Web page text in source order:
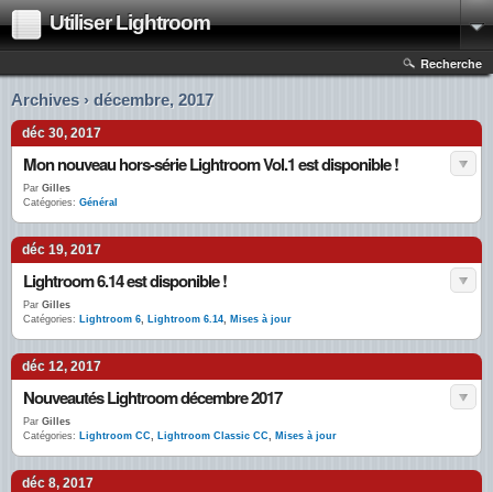
Utiliser Lightroom
Recherche
Archives › décembre, 2017
déc 30, 2017
Mon nouveau hors-série Lightroom Vol.1 est disponible !
Par Gilles
Catégories: Général
déc 19, 2017
Lightroom 6.14 est disponible !
Par Gilles
Catégories: Lightroom 6, Lightroom 6.14, Mises à jour
déc 12, 2017
Nouveautés Lightroom décembre 2017
Par Gilles
Catégories: Lightroom CC, Lightroom Classic CC, Mises à jour
déc 8, 2017